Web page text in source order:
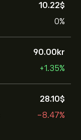
10.22‎$‎
0%
90.00‎kr‎
+1.35%
28.10‎$‎
-8.47%